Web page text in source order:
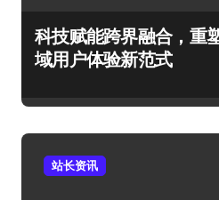
科技赋能跨界融合，重
域用户体验新范式
站长资讯